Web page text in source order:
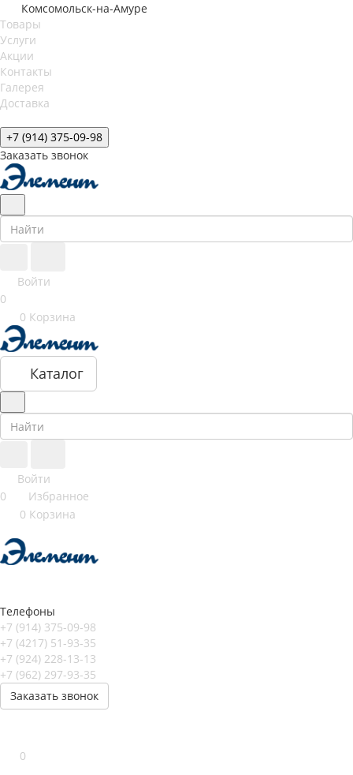
Комсомольск-на-Амуре
Товары
Услуги
Акции
Контакты
Галерея
Доставка
+7 (914) 375-09-98
Заказать звонок
Войти
0
0 Корзина
Каталог
Войти
0
Избранное
0 Корзина
Телефоны
+7 (914) 375-09-98
+7 (4217) 51-93-35
+7 (924) 228-13-13
+7 (962) 297-93-35
Заказать звонок
0